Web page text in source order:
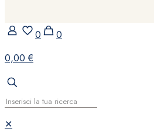
0
0
0,00 €
✕